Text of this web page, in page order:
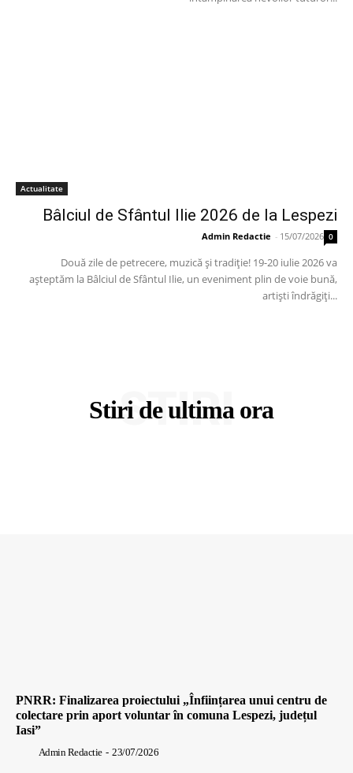
Actualitate
Bâlciul de Sfântul Ilie 2026 de la Lespezi
Admin Redactie - 15/07/2026 0
Două zile de petrecere, muzică și tradiție! 19-20 iulie 2026 va
așteptăm la Bâlciul de Sfântul Ilie, un eveniment plin de voie bună,
artiști îndrăgiți...
Stiri de ultima ora
STIRI
PNRR: Finalizarea proiectului „Înființarea unui centru de
colectare prin aport voluntar în comuna Lespezi, județul
Iasi”
Admin Redactie - 23/07/2026